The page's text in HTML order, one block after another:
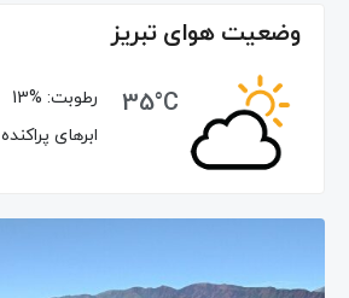
وضعیت هوای تبریز
35°C
رطوبت: 13%
ابرهای پراکنده